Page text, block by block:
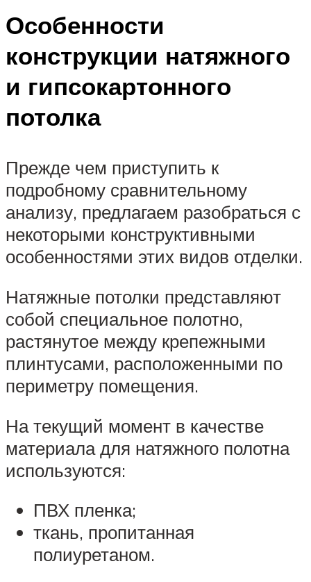
Особенности
конструкции натяжного
и гипсокартонного
потолка
Прежде чем приступить к
подробному сравнительному
анализу, предлагаем разобраться с
некоторыми конструктивными
особенностями этих видов отделки.
Натяжные потолки представляют
собой специальное полотно,
растянутое между крепежными
плинтусами, расположенными по
периметру помещения.
На текущий момент в качестве
материала для натяжного полотна
используются:
ПВХ пленка;
ткань, пропитанная
полиуретаном.